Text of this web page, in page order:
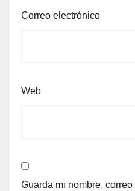
Correo electrónico
Web
Guarda mi nombre,